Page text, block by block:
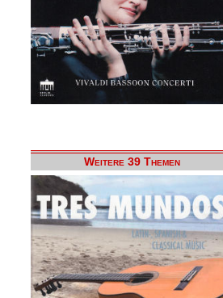
Weitere 39 Themen